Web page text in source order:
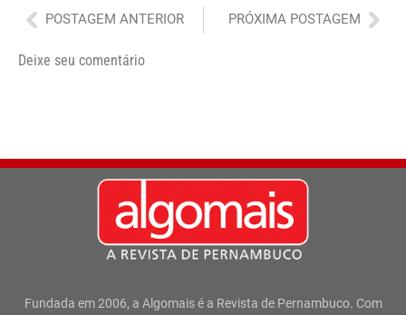
Anterior
POSTAGEM ANTERIOR PRÓXIMA POSTAGEM
Deixe seu comentário
Fundada em 2006, a Algomais é a Revista de Pernambuco. Com